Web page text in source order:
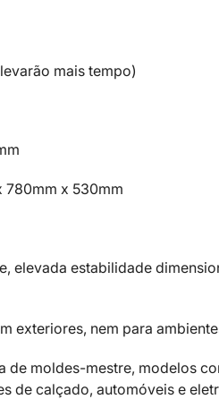
mais tempo)
780mm x 530mm
elevada estabilidade
exteriores, nem para
de moldes-mestre, modelos
de calçado, automóveis e